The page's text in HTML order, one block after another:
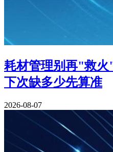
耗材管理别再"救
下次缺多少先算准
2026-08-07